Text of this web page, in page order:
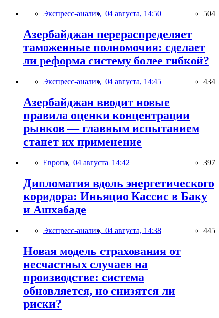
Экспресс-анализ, 04 августа, 14:50 504
Азербайджан перераспределяет
таможенные полномочия: сделает
ли реформа систему более гибкой?
Экспресс-анализ, 04 августа, 14:45 434
Азербайджан вводит новые
правила оценки концентрации
рынков — главным испытанием
станет их применение
Европа, 04 августа, 14:42 397
Дипломатия вдоль энергетического
коридора: Иньяцио Кассис в Баку
и Ашхабаде
Экспресс-анализ, 04 августа, 14:38 445
Новая модель страхования от
несчастных случаев на
производстве: система
обновляется, но снизятся ли
риски?